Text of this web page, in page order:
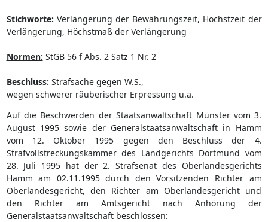
Stichworte: Verlängerung der Bewährungszeit, Höchstzeit der
Verlängerung, Höchstmaß der Verlängerung
Normen: StGB 56 f Abs. 2 Satz 1 Nr. 2
Beschluss: Strafsache gegen W.S.,
wegen schwerer räuberischer Erpressung u.a.
Auf die Beschwerden der Staatsanwaltschaft Münster vom 3.
August 1995 sowie der Generalstaatsanwaltschaft in Hamm
vom 12. Oktober 1995 gegen den Beschluss der 4.
Strafvollstreckungskammer des Landgerichts Dortmund vom
28. Juli 1995 hat der 2. Strafsenat des Oberlandesgerichts
Hamm am 02.11.1995 durch den Vorsitzenden Richter am
Oberlandesgericht, den Richter am Oberlandesgericht und
den Richter am Amtsgericht nach Anhörung der
Generalstaatsanwaltschaft beschlossen: